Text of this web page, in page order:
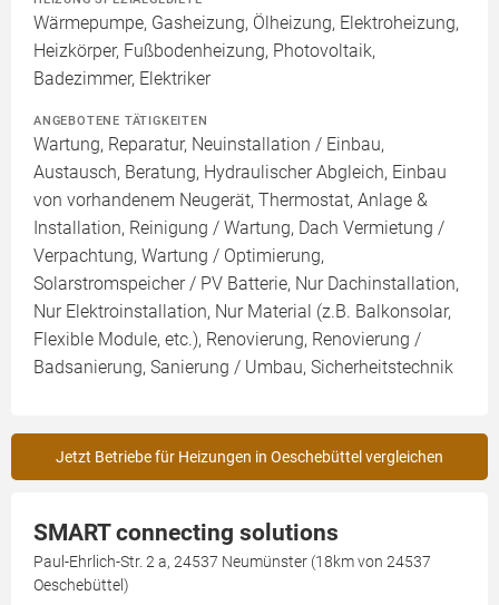
Wärmepumpe, Gasheizung, Ölheizung, Elektroheizung,
Heizkörper, Fußbodenheizung, Photovoltaik,
Badezimmer, Elektriker
ANGEBOTENE TÄTIGKEITEN
Wartung, Reparatur, Neuinstallation / Einbau,
Austausch, Beratung, Hydraulischer Abgleich, Einbau
von vorhandenem Neugerät, Thermostat, Anlage &
Installation, Reinigung / Wartung, Dach Vermietung /
Verpachtung, Wartung / Optimierung,
Solarstromspeicher / PV Batterie, Nur Dachinstallation,
Nur Elektroinstallation, Nur Material (z.B. Balkonsolar,
Flexible Module, etc.), Renovierung, Renovierung /
Badsanierung, Sanierung / Umbau, Sicherheitstechnik
Jetzt Betriebe für Heizungen in Oeschebüttel vergleichen
SMART connecting solutions
Paul-Ehrlich-Str. 2 a, 24537 Neumünster (18km von 24537
Oeschebüttel)